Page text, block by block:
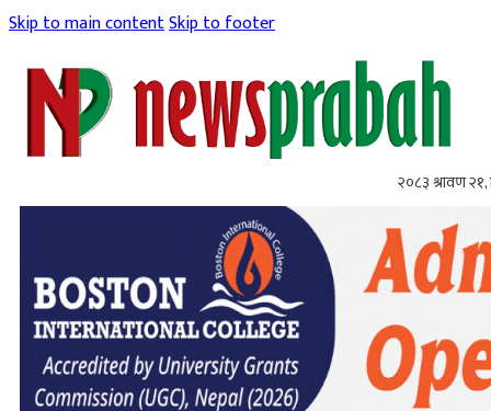
Skip to main contentSkip to footer
२०८३ श्रावण २१,